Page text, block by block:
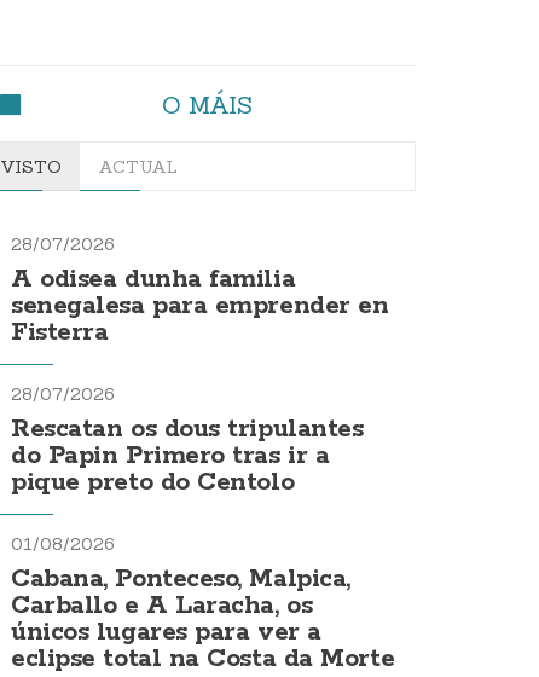
O MÁIS
VISTO ACTUAL
28/07/2026
A odisea dunha familia
senegalesa para emprender en
Fisterra
28/07/2026
Rescatan os dous tripulantes
do Papin Primero tras ir a
pique preto do Centolo
01/08/2026
Cabana, Ponteceso, Malpica,
Carballo e A Laracha, os
únicos lugares para ver a
eclipse total na Costa da Morte